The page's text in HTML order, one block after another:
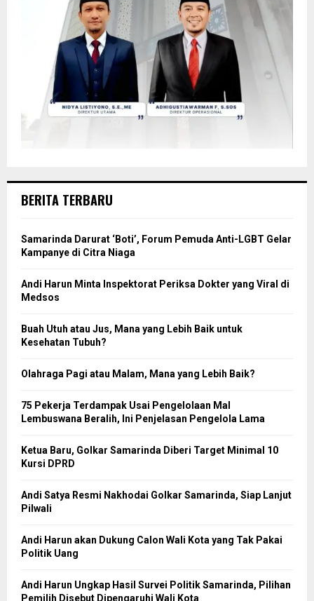
BERITA TERBARU
Samarinda Darurat ‘Boti’, Forum Pemuda Anti-LGBT Gelar
Kampanye di Citra Niaga
Andi Harun Minta Inspektorat Periksa Dokter yang Viral di
Medsos
Buah Utuh atau Jus, Mana yang Lebih Baik untuk
Kesehatan Tubuh?
Olahraga Pagi atau Malam, Mana yang Lebih Baik?
75 Pekerja Terdampak Usai Pengelolaan Mal
Lembuswana Beralih, Ini Penjelasan Pengelola Lama
Ketua Baru, Golkar Samarinda Diberi Target Minimal 10
Kursi DPRD
Andi Satya Resmi Nakhodai Golkar Samarinda, Siap Lanjut
Pilwali
Andi Harun akan Dukung Calon Wali Kota yang Tak Pakai
Politik Uang
Andi Harun Ungkap Hasil Survei Politik Samarinda, Pilihan
Pemilih Disebut Dipengaruhi Wali Kota